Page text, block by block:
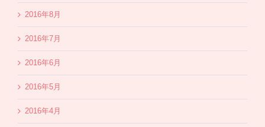
2016年8月
2016年7月
2016年6月
2016年5月
2016年4月